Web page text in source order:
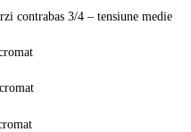
contrabas 3/4 – tensiune medie